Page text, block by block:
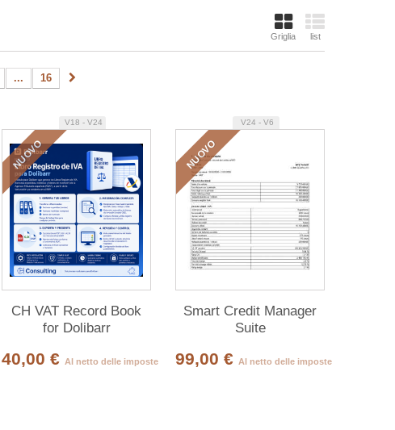
Griglia list
... 16
NUOVO
V18 - V24
CH VAT Record Book
for Dolibarr
40,00 € Al netto delle imposte
NUOVO
V24 - V6
Smart Credit Manager
Suite
99,00 € Al netto delle imposte